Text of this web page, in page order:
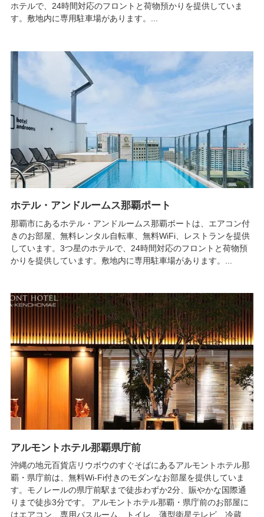
ホテルで、24時間対応のフロントと荷物預かりを提供していま
す。敷地内に専用駐車場があります。...
ホテル・アンドルームス那覇ポート
那覇市にあるホテル・アンドルームス那覇ポートは、エアコン付
きのお部屋、無料レンタル自転車、無料WiFi、レストランを提供
しています。3つ星のホテルで、24時間対応のフロントと荷物預
かりを提供しています。敷地内に専用駐車場があります。...
アルモントホテル那覇県庁前
沖縄の地元百貨店リウボウのすぐそばにあるアルモントホテル那
覇・県庁前は、無料Wi-Fi付きのモダンなお部屋を提供していま
す。モノレールの県庁前駅まで徒歩わずか2分、賑やかな国際通
りまで徒歩3分です。 アルモントホテル那覇・県庁前のお部屋に
はエアコン、専用バスルーム、トイレ、薄型衛星テレビ、冷蔵